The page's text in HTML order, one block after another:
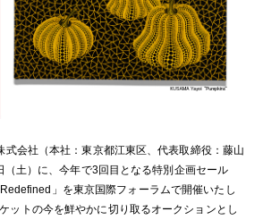
式会社（本社：東京都江東区、代表取締役：藤山
土）に、今年で3回目となる特別企画セール
」を東京国際フォーラムで開催いたし
ットの今を鮮やかに切り取るオークションとし